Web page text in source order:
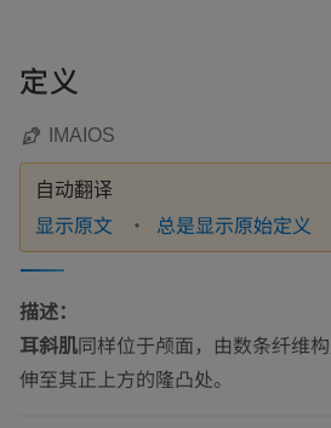
定义
IMAIOS
自动翻译
显示原文 总是显示原始定义
描述：
耳斜肌同样位于颅面，由数条纤维
伸至其正上方的隆凸处。